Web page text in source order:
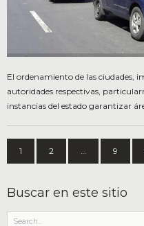
El ordenamiento de las ciudades,
autoridades respectivas,
instancias del estado garantizar
1 2 … 9
Buscar en este sitio